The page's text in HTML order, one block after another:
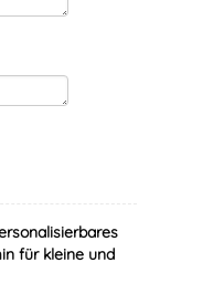
für kleine und